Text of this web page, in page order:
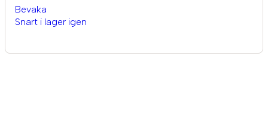
Bevaka
Snart i lager igen